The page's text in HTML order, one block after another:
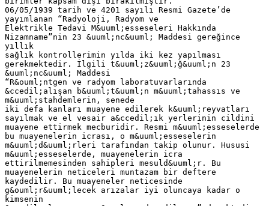
06/05/1939 tarih ve 4201 sayılı Resmi Gazete’de
yayımlanan “Radyoloji, Radyom ve
Elektrikle Tedavi M&uuml;esseseleri Hakkında
Nizamname”nin 23 &uuml;nc&uuml; Maddesi gereğince
yıllık
sağlık kontrollerimin yılda iki kez yapılması
gerekmektedir. İlgili t&uuml;z&uuml;ğ&uuml;n 23
&uuml;nc&uuml; Maddesi
“R&ouml;ntgen ve radyom laboratuvarlarında
&ccedil;alışan b&uuml;t&uuml;n m&uuml;tahassıs ve
m&uuml;stahdemlerin, senede
iki defa kanları muayene edilerek k&uuml;reyvatları
sayılmak ve el vesair a&ccedil;ık yerlerinin cildini
muayene ettirmek mecburidir. Resmi m&uuml;esseselerde
bu muayenelerin icrası, o m&uuml;esseselerin
m&uuml;d&uuml;rleri tarafından takip olunur. Hususi
m&uuml;esseselerde, muayenelerin icra
ettirilmemesinden sahipleri mesuld&uuml;r. Bu
muayenelerin neticeleri muntazam bir deftere
kaydedilir. Bu muayeneler neticesinde
g&ouml;r&uuml;lecek arızalar iyi oluncaya kadar o
kimsenin